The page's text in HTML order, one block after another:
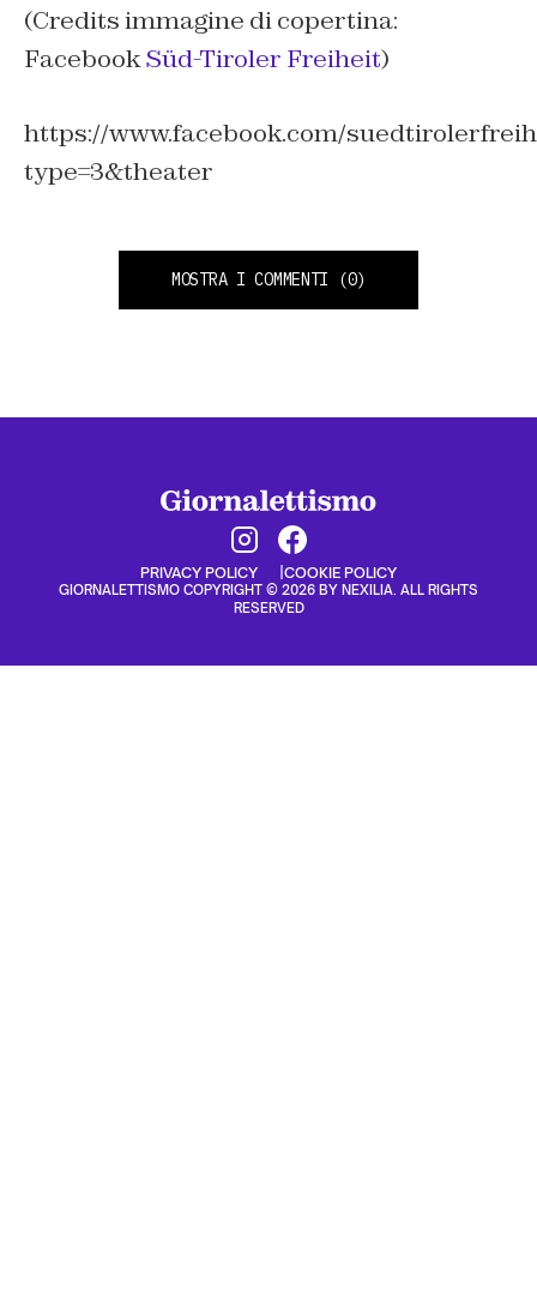
(Credits immagine di copertina:
FacebookSüd-Tiroler Freiheit)
https://www.facebook.com/
type=3&theater
MOSTRA I COMMENTI (0)
PRIVACY POLICY COOKIE POLICY
GIORNALETTISMO COPYRIGHT © 2026 BY NEXILIA. ALL RIGHTS
RESERVED